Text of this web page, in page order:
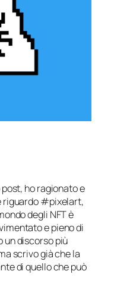
ho ragionato e
riguardo #pixelart,
degli NFT è
e pieno di
un discorso più
scrivo già che la
di quello che può